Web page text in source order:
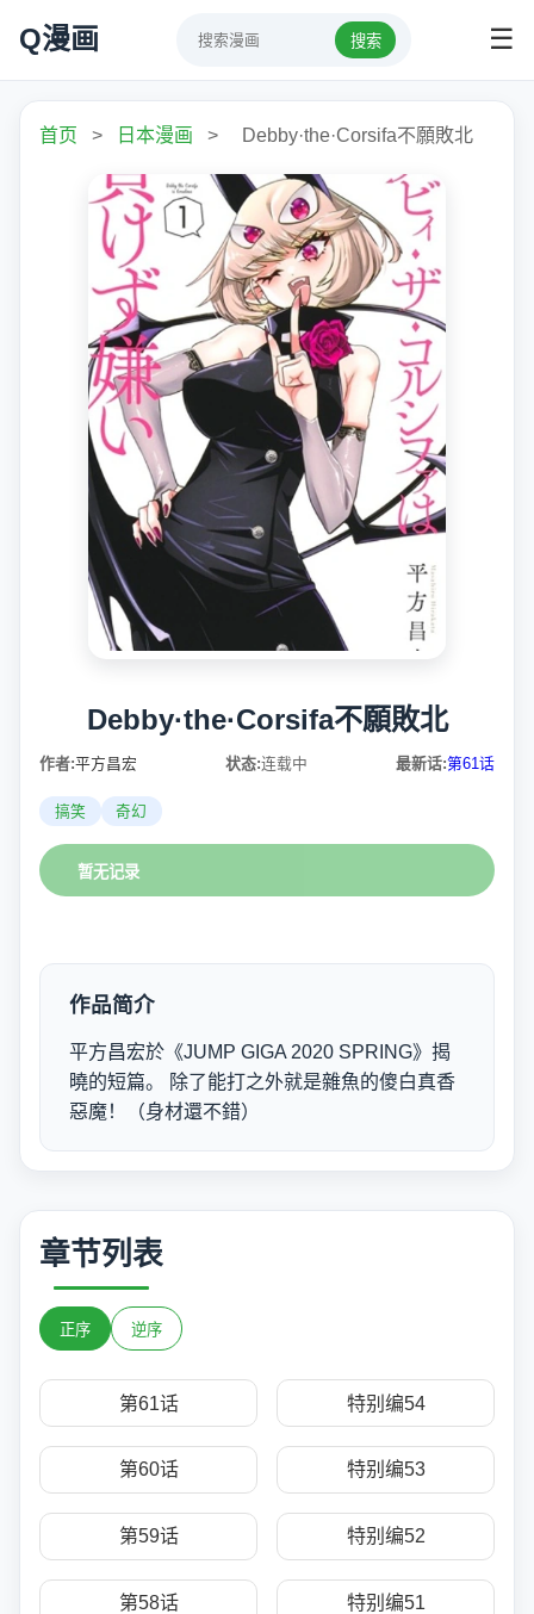
Q漫画 搜索 ☰
首页 > 日本漫画 > Debby·the·Corsifa不願敗北
Debby·the·Corsifa不願敗北
作者:平方昌宏 状态:连载中 最新话:第61话
搞笑 奇幻
暂无记录
作品简介
平方昌宏於《JUMP GIGA 2020 SPRING》揭
曉的短篇。 除了能打之外就是雜魚的傻白真香
惡魔！（身材還不錯）
章节列表
正序 逆序
第61话 特别编54
第60话 特别编53
第59话 特别编52
第58话 特别编51